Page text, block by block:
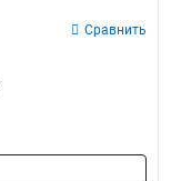
Сравнить